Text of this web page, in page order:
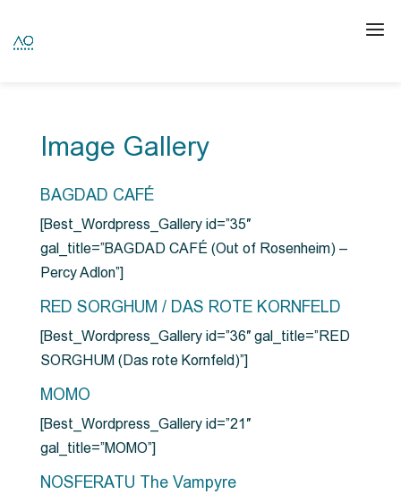
Image Gallery
BAGDAD CAFÉ
[Best_Wordpress_Gallery id=”35″
gal_title=”BAGDAD CAFÉ (Out of Rosenheim) –
Percy Adlon”]
RED SORGHUM / DAS ROTE KORNFELD
[Best_Wordpress_Gallery id=”36″ gal_title=”RED
SORGHUM (Das rote Kornfeld)”]
MOMO
[Best_Wordpress_Gallery id=”21″
gal_title=”MOMO”]
NOSFERATU The Vampyre